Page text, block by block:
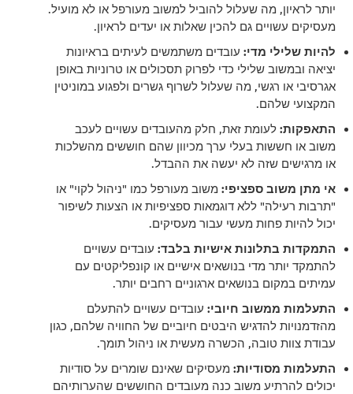
יותר לראיון, מה שעלול להוביל למשוב מעורפל או לא מועיל.
מעסיקים עשויים גם להכין שאלות או יעדים לראיון.
להיות שלילי מדי: עובדים משתמשים לעיתים בראיונות
יציאה ובמשוב שלילי כדי לפרוק תסכולים או טרוניות באופן
אגרסיבי או רגשי, מה שעלול לשרוף גשרים ולפגוע במוניטין
המקצועי שלהם.
התאפקות:לעומת זאת, חלק מהעובדים עשויים לעכב
משוב או חששות בעלי ערך מכיוון שהם חוששים מהשלכות
או מרגישים שזה לא יעשה את ההבדל.
אי מתן משוב ספציפי: משוב מעורפל כמו "ניהול לקוי" או
"תרבות רעילה" ללא דוגמאות ספציפיות או הצעות לשיפור
יכול להיות פחות מעשי עבור מעסיקים.
התמקדות בתלונות אישיות בלבד: עובדים עשויים
להתמקד יותר מדי בנושאים אישיים או קונפליקטים עם
עמיתים במקום בנושאים ארגוניים רחבים יותר.
התעלמות ממשוב חיובי: עובדים עשויים להתעלם
מהזדמנויות להדגיש היבטים חיוביים של החוויה שלהם, כגון
עבודת צוות טובה, הכשרה מעשית או ניהול תומך.
התעלמות מסודיות: מעסיקים שאינם שומרים על סודיות
יכולים להרתיע משוב כנה מעובדים החוששים שהערותיהם